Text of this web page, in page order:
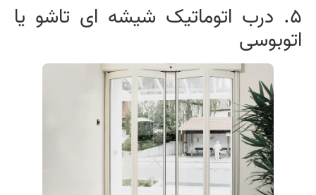
5. درب اتوماتیک شیشه ای تاشو یا
اتوبوسی